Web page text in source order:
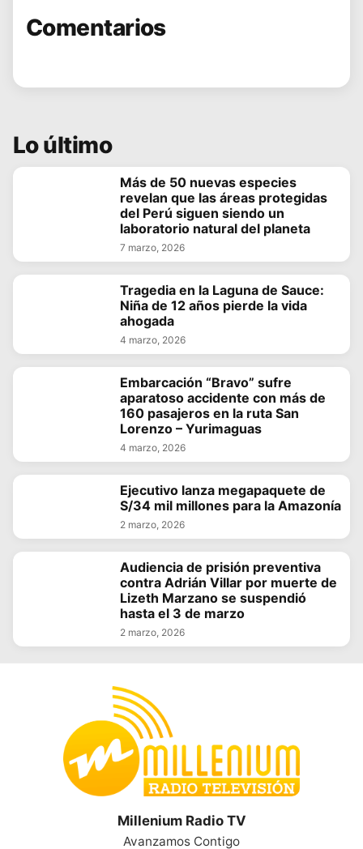
Comentarios
Lo último
Más de 50 nuevas especies
revelan que las áreas protegidas
del Perú siguen siendo un
laboratorio natural del planeta
7 marzo, 2026
Tragedia en la Laguna de Sauce:
Niña de 12 años pierde la vida
ahogada
4 marzo, 2026
Embarcación “Bravo” sufre
aparatoso accidente con más de
160 pasajeros en la ruta San
Lorenzo – Yurimaguas
4 marzo, 2026
Ejecutivo lanza megapaquete de
S/34 mil millones para la Amazonía
2 marzo, 2026
Audiencia de prisión preventiva
contra Adrián Villar por muerte de
Lizeth Marzano se suspendió
hasta el 3 de marzo
2 marzo, 2026
Millenium Radio TV
Avanzamos Contigo